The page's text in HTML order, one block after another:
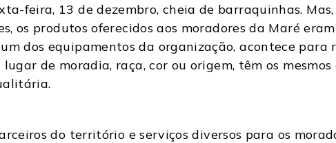
feira, 13 de dezembro, cheia de barraquinhas.
os produtos oferecidos aos moradores da Maré
dos equipamentos da organização, acontece
de moradia, raça, cor ou origem, têm os
do território e serviços diversos para os